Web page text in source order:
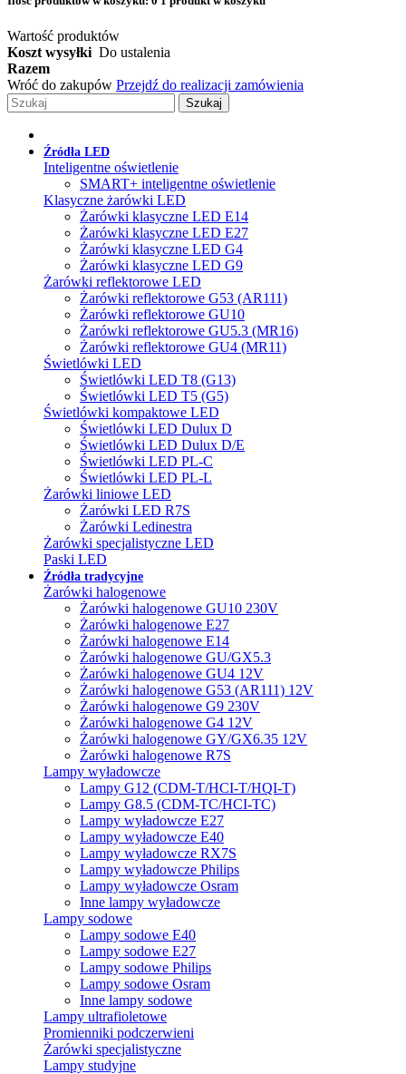
Wartość produktów
Koszt wysyłki Do ustalenia
Razem
Wróć do zakupów Przejdź do realizacji zamówienia
Szukaj
Źródła LED
Inteligentne oświetlenie
SMART+ inteligentne oświetlenie
Klasyczne żarówki LED
Żarówki klasyczne LED E14
Żarówki klasyczne LED E27
Żarówki klasyczne LED G4
Żarówki klasyczne LED G9
Żarówki reflektorowe LED
Żarówki reflektorowe G53 (AR111)
Żarówki reflektorowe GU10
Żarówki reflektorowe GU5.3 (MR16)
Żarówki reflektorowe GU4 (MR11)
Świetlówki LED
Świetlówki LED T8 (G13)
Świetlówki LED T5 (G5)
Świetlówki kompaktowe LED
Świetlówki LED Dulux D
Świetlówki LED Dulux D/E
Świetlówki LED PL-C
Świetlówki LED PL-L
Żarówki liniowe LED
Żarówki LED R7S
Żarówki Ledinestra
Żarówki specjalistyczne LED
Paski LED
Źródła tradycyjne
Żarówki halogenowe
Żarówki halogenowe GU10 230V
Żarówki halogenowe E27
Żarówki halogenowe E14
Żarówki halogenowe GU/GX5.3
Żarówki halogenowe GU4 12V
Żarówki halogenowe G53 (AR111) 12V
Żarówki halogenowe G9 230V
Żarówki halogenowe G4 12V
Żarówki halogenowe GY/GX6.35 12V
Żarówki halogenowe R7S
Lampy wyładowcze
Lampy G12 (CDM-T/HCI-T/HQI-T)
Lampy G8.5 (CDM-TC/HCI-TC)
Lampy wyładowcze E27
Lampy wyładowcze E40
Lampy wyładowcze RX7S
Lampy wyładowcze Philips
Lampy wyładowcze Osram
Inne lampy wyładowcze
Lampy sodowe
Lampy sodowe E40
Lampy sodowe E27
Lampy sodowe Philips
Lampy sodowe Osram
Inne lampy sodowe
Lampy ultrafioletowe
Promienniki podczerwieni
Żarówki specjalistyczne
Lampy studyjne